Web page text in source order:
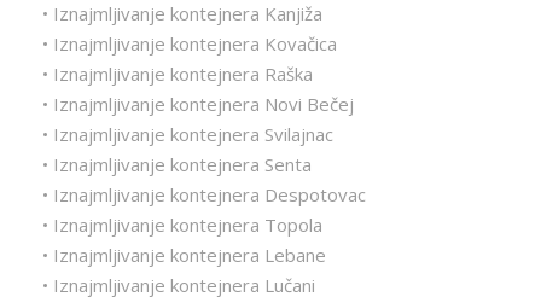
• Iznajmljivanje kontejnera Kanjiža
• Iznajmljivanje kontejnera Kovačica
• Iznajmljivanje kontejnera Raška
• Iznajmljivanje kontejnera Novi Bečej
• Iznajmljivanje kontejnera Svilajnac
• Iznajmljivanje kontejnera Senta
• Iznajmljivanje kontejnera Despotovac
• Iznajmljivanje kontejnera Topola
• Iznajmljivanje kontejnera Lebane
• Iznajmljivanje kontejnera Lučani